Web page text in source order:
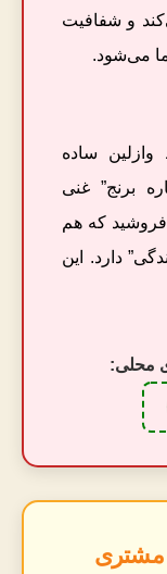
و شفافیت
می‌شود.
ساده
برنج” غنی
که هم
دارد. این
محلی:
مشتری